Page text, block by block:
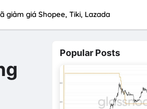
giảm giá Shopee, Tiki, Lazada
Popular Posts